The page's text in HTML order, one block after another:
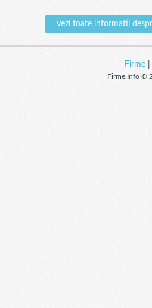
vezi toate informatii
Firme|
Firme.Info ©